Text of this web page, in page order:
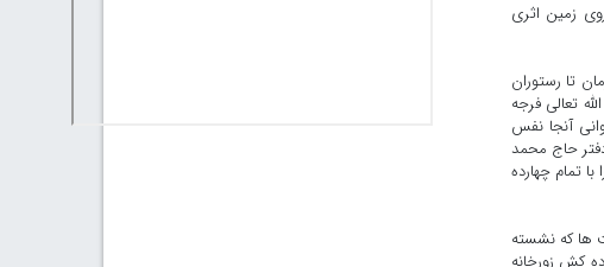
زمین اثری
تا رستوران
تعالی فرجه
آنجا نفس
حاج محمد
تمام چهارده
ها که نشسته
کش زورخانه